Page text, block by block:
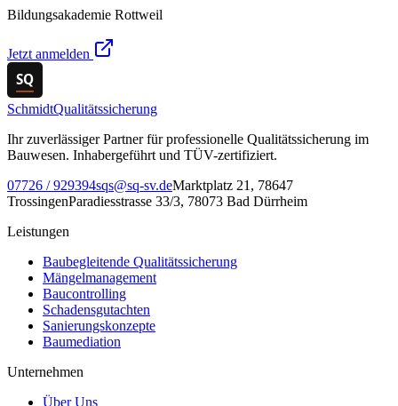
Bildungsakademie Rottweil
Jetzt anmelden
SQ
SchmidtQualitätssicherung
Ihr zuverlässiger Partner für professionelle Qualitätssicherung im
Bauwesen. Inhabergeführt und TÜV-zertifiziert.
07726 / 929394sqs@sq-sv.deMarktplatz 21, 78647
TrossingenParadiesstrasse 33/3, 78073 Bad Dürrheim
Leistungen
Baubegleitende Qualitätssicherung
Mängelmanagement
Baucontrolling
Schadensgutachten
Sanierungskonzepte
Baumediation
Unternehmen
Über Uns